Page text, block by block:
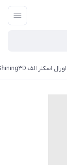
اورال اسکنر الف Shining۳D مدل Aoralscan ELF